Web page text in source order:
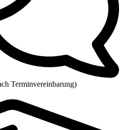
Terminvereinbarung)